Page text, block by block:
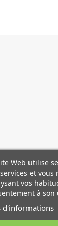
Web utilise
et
vos
à
d'informations